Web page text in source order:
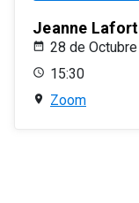
Jeanne
28 de
15:30
Zoom